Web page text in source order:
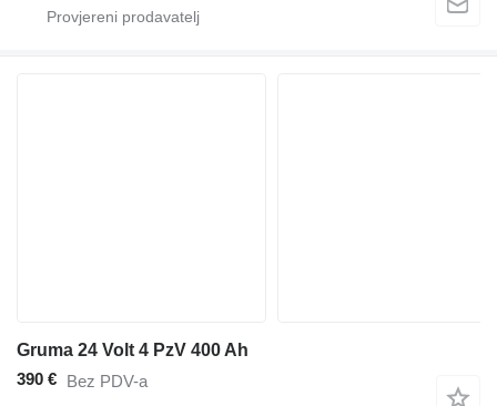
Gruma 24 Volt 4 PzV 400 Ah
390 € Bez PDV-a